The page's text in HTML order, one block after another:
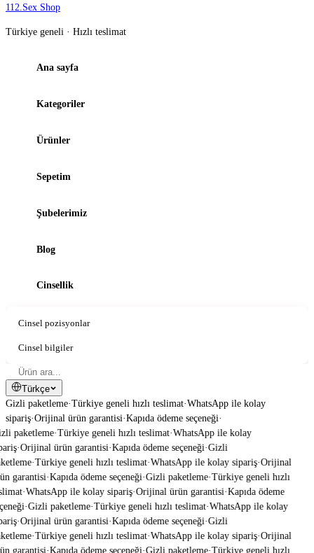
112.Sex Shop
Türkiye geneli · Hızlı teslimat
Ana sayfa
Kategoriler
Ürünler
Sepetim
Şubelerimiz
Blog
Cinsellik
Cinsel pozisyonlar
Cinsel bilgiler
Türkçe
Gizli paketleme·Türkiye geneli hızlı teslimat·WhatsApp ile kolay
sipariş·Orijinal ürün garantisi·Kapıda ödeme seçeneği·
paketleme·Türkiye geneli hızlı teslimat·WhatsApp ile kolay
·Orijinal ürün garantisi·Kapıda ödeme seçeneği·Gizli
·Türkiye geneli hızlı teslimat·WhatsApp ile kolay sipariş·Orijinal
garantisi·Kapıda ödeme seçeneği·Gizli paketleme·Türkiye geneli hızlı
·WhatsApp ile kolay sipariş·Orijinal ürün garantisi·Kapıda ödeme
·Gizli paketleme·Türkiye geneli hızlı teslimat·WhatsApp ile kolay
·Orijinal ürün garantisi·Kapıda ödeme seçeneği·Gizli
·Türkiye geneli hızlı teslimat·WhatsApp ile kolay sipariş·Orijinal
garantisi·Kapıda ödeme seçeneği·Gizli paketleme·Türkiye geneli hızlı